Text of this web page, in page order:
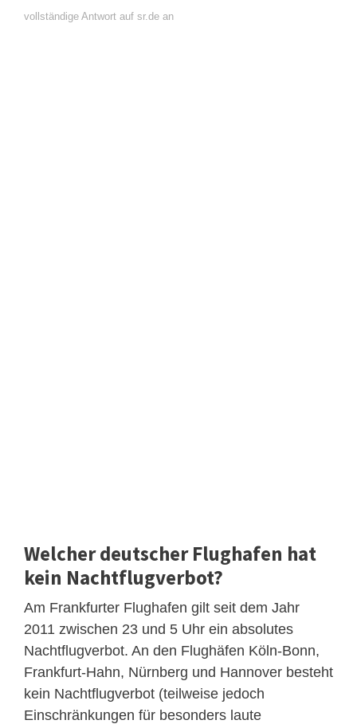
vollständige Antwort auf sr.de an
Welcher deutscher Flughafen hat
kein Nachtflugverbot?
Am Frankfurter Flughafen gilt seit dem Jahr
2011 zwischen 23 und 5 Uhr ein absolutes
Nachtflugverbot. An den Flughäfen Köln-Bonn,
Frankfurt-Hahn, Nürnberg und Hannover besteht
kein Nachtflugverbot (teilweise jedoch
Einschränkungen für besonders laute